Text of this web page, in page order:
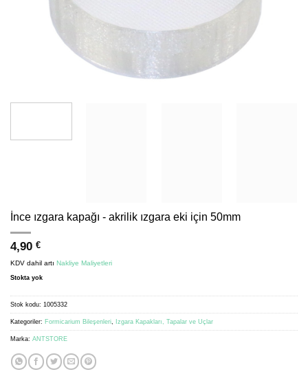
İnce ızgara kapağı - akrilik ızgara eki için 50mm
4,90 €
KDV dahil artı Nakliye Maliyetleri
Stokta yok
Stok kodu: 1005332
Kategoriler: Formicarium Bileşenleri, Izgara Kapakları, Tapalar ve Uçlar
Marka: ANTSTORE